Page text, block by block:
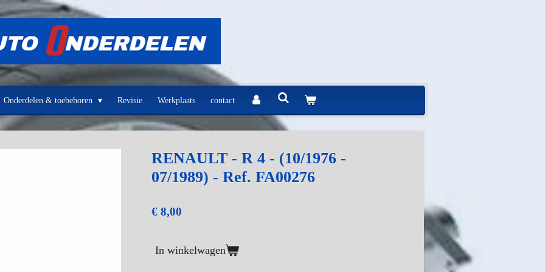
Onderdelen & toebehoren Revisie Werkplaats contact
RENAULT - R 4 - (10/1976 -
07/1989) - Ref. FA00276
€ 8,00
In winkelwagen